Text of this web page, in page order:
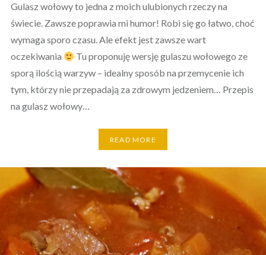
Gulasz wołowy to jedna z moich ulubionych rzeczy na
świecie. Zawsze poprawia mi humor! Robi się go łatwo, choć
wymaga sporo czasu. Ale efekt jest zawsze wart
oczekiwania
Tu proponuję wersję gulaszu wołowego ze
sporą ilością warzyw – idealny sposób na przemycenie ich
tym, którzy nie przepadają za zdrowym jedzeniem… Przepis
na gulasz wołowy…
READ MORE